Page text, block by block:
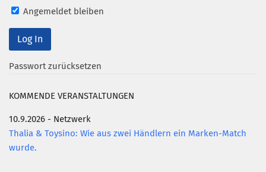
Angemeldet bleiben
Passwort zurücksetzen
KOMMENDE VERANSTALTUNGEN
10.9.2026 - Netzwerk
Thalia & Toysino: Wie aus zwei Händlern ein Marken-Match
wurde.